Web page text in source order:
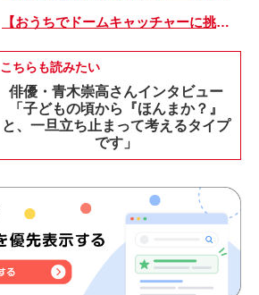
【おうちでドームキャッチャーに挑戦だ】アンパンマン わくわくドームキャッチャー
こちらも読みたい
俳優・青木崇高さんインタビュー
「子どもの頃から『ほんまか？』
と、一旦立ち止まって考えるタイプ
です」